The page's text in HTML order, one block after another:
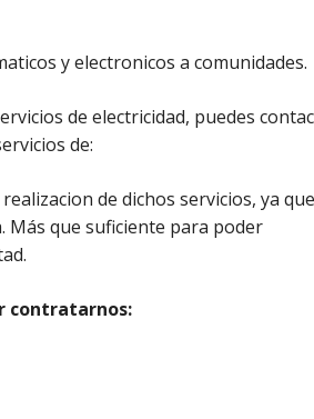
y electronicos a comunidades.
de electricidad, puedes
de:
de dichos servicios, ya que
Más que suficiente para poder
contratarnos: